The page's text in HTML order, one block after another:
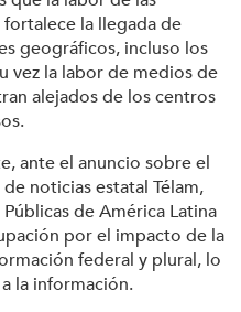
la llegada de
geográficos, incluso los
vez la labor de medios de
alejados de los centros
ante el anuncio sobre el
noticias estatal Télam,
de América Latina
por el impacto de la
federal y plural, lo
la información.